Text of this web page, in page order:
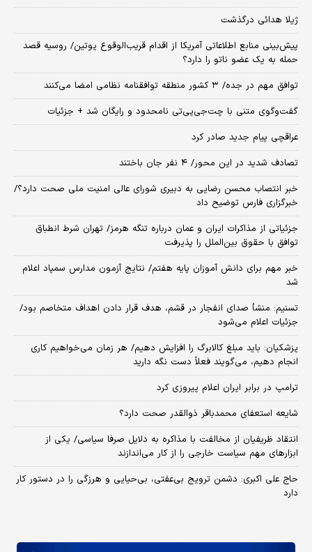
ژیلا هدائی درگذشت
پیش‌بینی منابع اطلاعاتی آمریکا از اقدام قریب‌الوقوع پوتین/ روسیه قصد
حمله به یک عضو ناتو را دارد؟
توافق مهم در جده/ ۳ کشور منطقه توافقنامه نظامی امضا می‌کنند
گفت‌وگوی متنی با چت‌جی‌پی‌تی نامحدود و رایگان شد + جزئیات
عراقچی پیام جدید صادر کرد
تصادف شدید در این محور/ ۴ نفر جان باختند
خبر انتصاب محسن رضایی به دبیری شورای عالی امنیت ملی صحت دارد؟/
خبرگزاری فارس توضیح داد
جزئیاتی از مذاکرات ایران و عمان درباره تنگه هرمز/ تهران شرط انطباق
توافق با حقوق بین‌الملل را پذیرفت
خبر مهم برای دانش آموزان پایه هفتم/ نتایج آزمون مدارس سمپاد اعلام
شد
تسنیم: منشأ صدای انفجار در قشم، هدف قرار دادن اهداف متخاصم بود/
جزئیات اعلام می‌شود
پزشکیان: باید مبلغ کالابرگ را افزایش دهیم/ هر زمان می‌خواهیم کاری
انجام دهیم، می‌گویند فعلاً دست نگه دارید
ترامپ در برابر ایران اعلام پیروزی کرد
شایعه استعفای محمدباقر ذوالقدر صحت دارد؟
انتقاد ظریفیان از مخالفت با مذاکره به دلایل صرفا سیاسی/ یکی از
ابزارهای مهم سیاست خارجی را از کار می‌اندازند
حاج علی اکبری: دشمن ترویج بی‌عفتی، بی‌حیایی و هرزگی را در دستور کار
دارد